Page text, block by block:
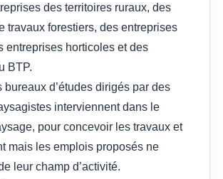
des territoires ruraux, des
travaux forestiers, des entreprises
entreprises horticoles et des
BTP.
bureaux d’études dirigés par des
interviennent dans le
pour concevoir les travaux et
mais les emplois proposés ne
leur champ d’activité.